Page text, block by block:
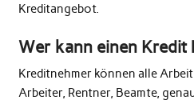
Kreditangebot.
Wer kann einen Kredit
Kreditnehmer können alle
Arbeiter, Rentner, Beamte,